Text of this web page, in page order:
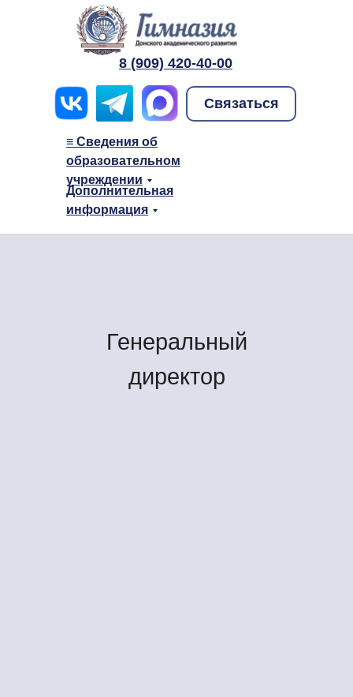
Дополнительная
информация
≡ Сведения об
образовательном
учреждении
учреждении
Связаться
8 (909) 420-40-00
Генеральный
директор